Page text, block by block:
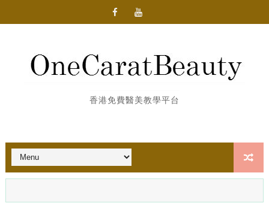
香港免費醫美教學平台